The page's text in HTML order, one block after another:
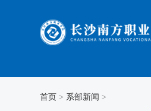
首页 > 系部新闻 >